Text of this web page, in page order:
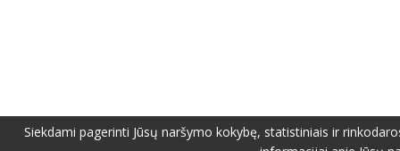
Siekdami pagerinti Jūsų naršymo kokybę, statistiniais ir